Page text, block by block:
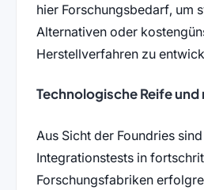
hier Forschungsbedarf, um
Alternativen oder
Herstellverfahren zu
Technologische Reife
Aus Sicht der Foundries
Integrationstests in
Forschungsfabriken